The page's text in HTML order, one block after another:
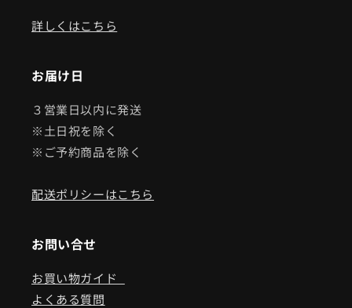
詳しくはこちら
お届け日
３営業日以内に発送
※土日祝を除く
※ご予約商品を除く
配送ポリシーはこちら
お問い合せ
お買い物ガイド
よくある質問